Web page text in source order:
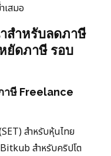
เสมอ
สำหรับลดภาษี
ยัดภาษี รอบ
าษี Freelance
สำหรับหุ้นไทย
สำหรับคริปโต